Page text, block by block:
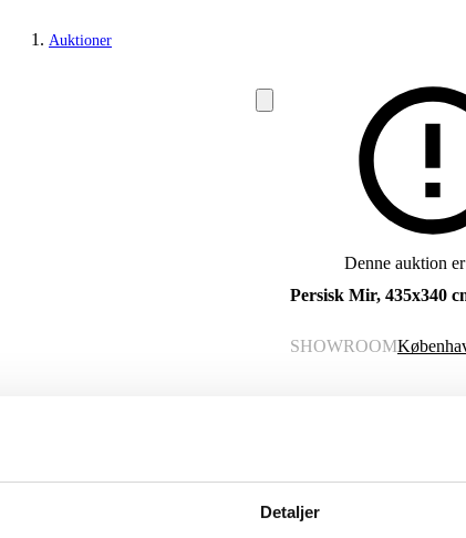
Detaljer
Auktioner
Denne auktion
Persisk Mir, 435x340
SHOWROOM
Beskrivelse